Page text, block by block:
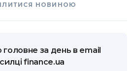
НОВИНОЮ
за день в email
finance.ua